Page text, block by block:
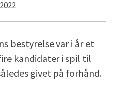
bestyrelse var i år et
kandidater i spil til
givet på forhånd.